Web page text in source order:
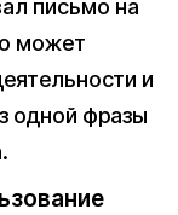
письмо на
может
и
одной фразы